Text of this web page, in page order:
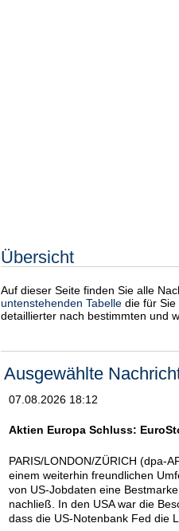
Übersicht
Auf dieser Seite finden Sie alle
untenstehenden Tabelle die für
detaillierter nach bestimmten und
Ausgewählte
07.08.2026 18:12
Aktien Europa Schluss:
PARIS/LONDON/ZÜRICH (dpa-
einem weiterhin freundlichen
von US-Jobdaten eine
nachließ. In den USA war die
dass die US-Notenbank Fed die